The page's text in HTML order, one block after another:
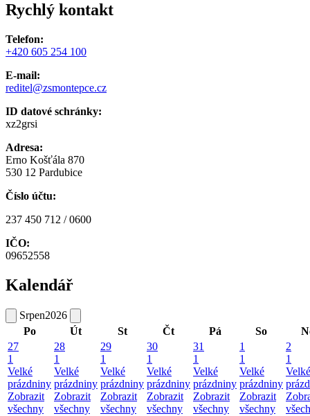
Rychlý kontakt
Telefon:
+420 605 254 100
E-mail:
reditel@zsmontepce.cz
ID datové schránky:
xz2grsi
Adresa:
Erno Košťála 870
530 12 Pardubice
Číslo účtu:
237 450 712 / 0600
IČO:
09652558
Kalendář
Srpen2026
Po
Út St Čt Pá So
27
1
Velké
prázdniny
Zobrazit
všechny
28
1
Velké
prázdniny
Zobrazit
všechny
29
1
Velké
prázdniny
Zobrazit
všechny
30
1
Velké
prázdniny
Zobrazit
všechny
31
1
Velké
prázdniny
Zobrazit
všechny
1
1
Velké
prázdniny
Zobrazit
všechny
2
1
Velké